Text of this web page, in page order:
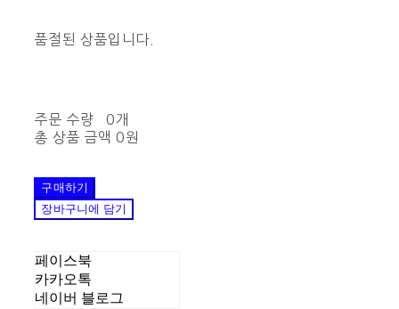
품절된 상품입니다.
주문 수량
0개
총 상품 금액 0원
구매하기
장바구니에 담기
페이스북
카카오톡
네이버 블로그